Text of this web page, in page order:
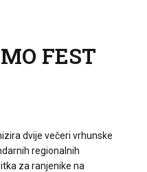
FEST
dvije večeri vrhunske
regionalnih
za ranjenike na